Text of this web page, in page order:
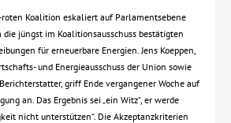
roten Koalition eskaliert auf Parlamentsebene
jüngst im Koalitionsausschuss bestätigten
für erneuerbare Energien. Jens Koeppen,
und Energieausschuss der Union sowie
griff Ende vergangener Woche auf
an. Das Ergebnis sei „ein Witz“, er werde
nicht unterstützen“. Die Akzeptanzkriterien